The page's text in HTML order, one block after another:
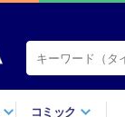
コミック